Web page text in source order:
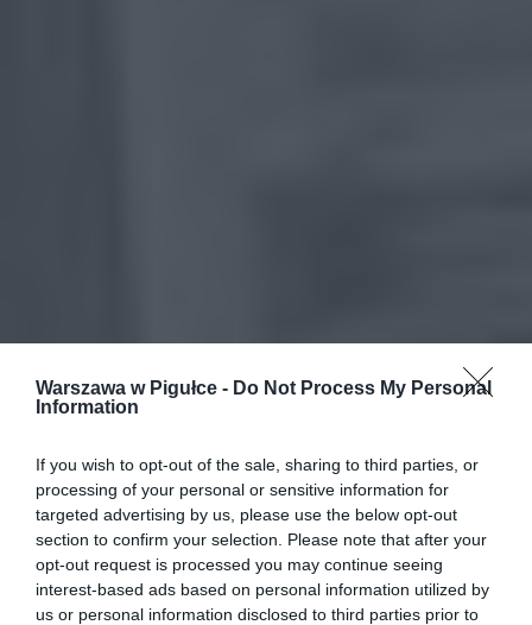
Warszawa w Pigułce - Do Not Process My Personal
Information
If you wish to opt-out of the sale, sharing to third parties, or
processing of your personal or sensitive information for
targeted advertising by us, please use the below opt-out
section to confirm your selection. Please note that after your
opt-out request is processed you may continue seeing
interest-based ads based on personal information utilized by
us or personal information disclosed to third parties prior to